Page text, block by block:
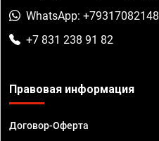
WhatsApp: +79317082148
+7 831 238 91 82
Правовая информация
Договор-Оферта